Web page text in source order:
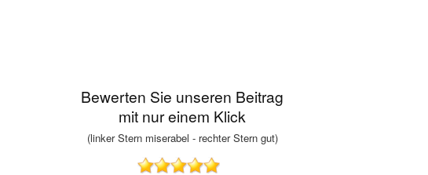
Bewerten Sie unseren Beitrag
mit nur einem Klick
(linker Stern miserabel - rechter Stern gut)